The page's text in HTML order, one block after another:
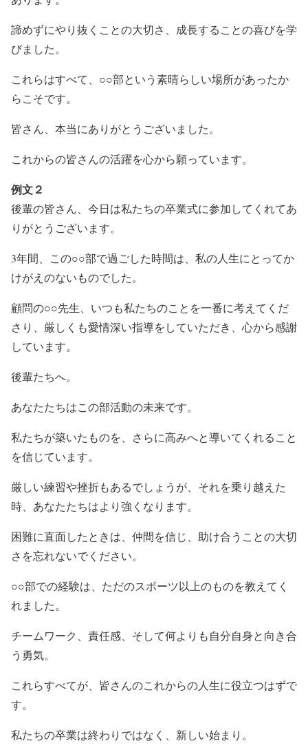
諦めずにやり抜くことの大切さ、成長することの喜びを学
びました。
これらはすべて、○○部という素晴らしい場所があったか
らこそです。
皆さん、本当にありがとうございました。
これからの皆さんの活躍を心から願っています。
例文２
後輩の皆さん、今日は私たちの卒業式に参加してくれてあ
りがとうございます。
3年間、この○○部で過ごした時間は、私の人生にとってか
けがえのないものでした。
顧問の○○先生、いつも私たちのことを一番に考えてくだ
さり、厳しくも愛情深い指導をしていただき、心から感謝
しています。
後輩たちへ。
あなたたちはこの部活動の未来です。
私たちが築いたものを、さらに高みへと導いてくれること
を信じています。
厳しい練習や挫折もあるでしょうが、それを乗り越えた
時、あなたたちはより強くなります。
困難に直面したときは、仲間を信じ、助け合うことの大切
さを忘れないでください。
○○部での経験は、ただのスポーツ以上のものを教えてく
れました。
チームワーク、責任感、そして何よりも自分自身と向き合
う勇気。
これらすべてが、皆さんのこれからの人生に役立つはずで
す。
私たちの卒業は終わりではなく、新しい始まり。